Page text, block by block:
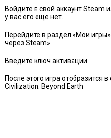
Войдите в свой аккаунт Steam
у вас его еще нет.
Перейдите в раздел «Мои
через Steam».
Введите ключ активации.
После этого игра отобразится
Civilization: Beyond Earth